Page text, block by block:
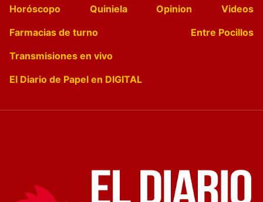
Horóscopo
Quiniela Opinion
Videos
Farmacias de turno
Entre Pocillos
Transmisiones en vivo
El Diario de Papel en DIGITAL